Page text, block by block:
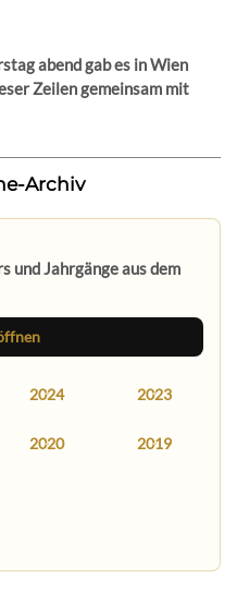
abend gab es in Wien
Zeilen gemeinsam mit
Archiv
und Jahrgänge aus dem
2024 2023
2020 2019